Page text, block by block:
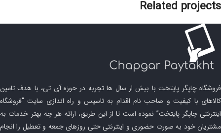
Related projects
Netus eu mollis hac dignis
فروشگاه چاپگر پایتخت با بیش از سال ها تجربه در حوزه آی تی، با هدف تامین
کالاهای با کیفیت و صاحب نام اقدام به تاسیس و راه اندازی سایت “فروشگاه
اینترنتی چاپگر پایتخت” نموده است تا از این طریق، ارائه هر چه بهتر خدمات به
مشتریان خود به صورت حضوری و اینترنتی حتی روزهای جمعه و تعطیل را انجام